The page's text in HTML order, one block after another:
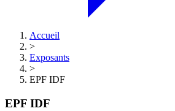
Accueil
>
Exposants
>
EPF IDF
EPF IDF